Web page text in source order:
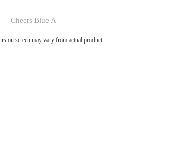
on screen may vary from actual product